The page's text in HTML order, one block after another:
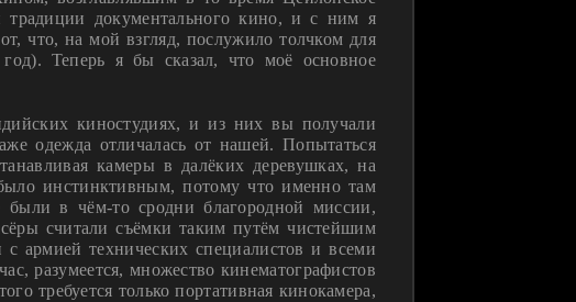
традиции документального кино, и с ним я
что, на мой взгляд, послужило толчком для
Теперь я бы сказал, что моё основное
киностудиях, и из них вы получали
одежда отличалась от нашей. Попытаться
камеры в далёких деревушках, на
инстинктивным, потому что именно там
в чём-то сродни благородной миссии,
считали съёмки таким путём чистейшим
армией технических специалистов и всеми
разумеется, множество кинематографистов
требуется только портативная кинокамера,